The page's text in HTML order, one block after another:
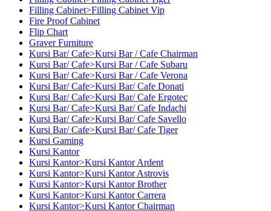
Filling Cabinet>Filling Cabinet Vip
Fire Proof Cabinet
Flip Chart
Graver Furniture
Kursi Bar/ Cafe>Kursi Bar / Cafe Chairman
Kursi Bar/ Cafe>Kursi Bar / Cafe Subaru
Kursi Bar/ Cafe>Kursi Bar / Cafe Verona
Kursi Bar/ Cafe>Kursi Bar/ Cafe Donati
Kursi Bar/ Cafe>Kursi Bar/ Cafe Ergotec
Kursi Bar/ Cafe>Kursi Bar/ Cafe Indachi
Kursi Bar/ Cafe>Kursi Bar/ Cafe Savello
Kursi Bar/ Cafe>Kursi Bar/ Cafe Tiger
Kursi Gaming
Kursi Kantor
Kursi Kantor>Kursi Kantor Ardent
Kursi Kantor>Kursi Kantor Astrovis
Kursi Kantor>Kursi Kantor Brother
Kursi Kantor>Kursi Kantor Carrera
Kursi Kantor>Kursi Kantor Chairman